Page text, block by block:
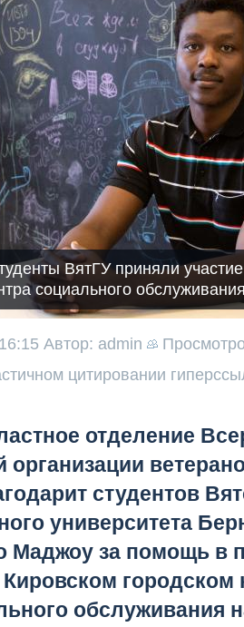
ВятГУ приняли
социального
Автор: admin
цитировании
отделение
организации
студентов
университета
Маджоу за помощь в
обслуживания